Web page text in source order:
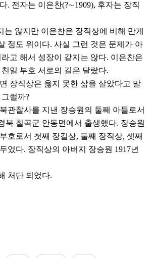
. 전자는 이은찬(?∼1909), 후자는 장직
는 않지만 이은찬은 장직상에 비해 만게
정도 위이다. 사실 그런 것은 문제가 아
고 해서 성장이 같지는 않다. 이은찬은
일 부호 서로의 길은 달랐다.
장직상은 옳지 못한 삶을 살았다고 말
럴까?
관찰사를 지낸 장승원의 둘째 아들로서
북 칠곡군 안동면에서 출생했다. 장승원
호로서 첫째 장길상, 둘째 장직상, 셋째
었다. 장직상의 아버지 장승원 1917년
처단 되었다.